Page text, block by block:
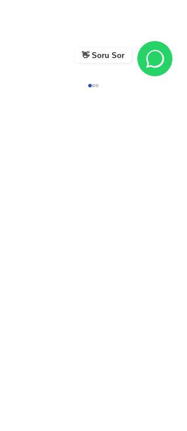
👋 Soru Sor